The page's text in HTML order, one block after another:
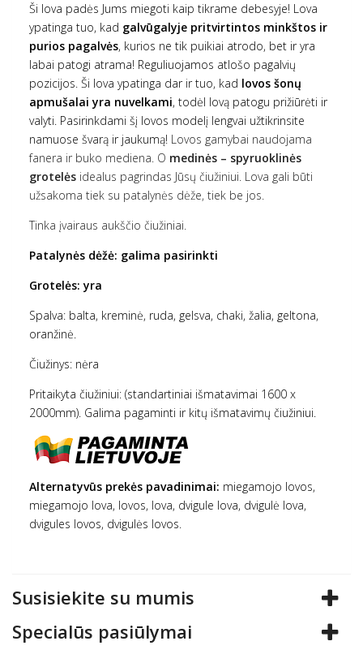
Ši lova padės Jums miegoti kaip tikrame debesyje! Lova
ypatinga tuo, kad galvūgalyje pritvirtintos minkštos ir
purios pagalvės, kurios ne tik puikiai atrodo, bet ir yra
labai patogi atrama! Reguliuojamos atlošo pagalvių
pozicijos. Ši lova ypatinga dar ir tuo, kad lovos šonų
apmušalai yra nuvelkami, todėl lovą patogu prižiūrėti ir
valyti. Pasirinkdami šį lovos modelį lengvai užtikrinsite
namuose švarą ir jaukumą! Lovos gamybai naudojama
fanera ir buko mediena. O medinės – spyruoklinės
grotelės idealus pagrindas Jūsų čiužiniui. Lova gali būti
užsakoma tiek su patalynės dėže, tiek be jos.
Tinka įvairaus aukščio čiužiniai.
Patalynės dėžė: galima pasirinkti
Grotelės: yra
Spalva: balta, kreminė, ruda, gelsva, chaki, žalia, geltona,
oranžinė.
Čiužinys: nėra
Pritaikyta čiužiniui: (standartiniai išmatavimai 1600 x
2000mm). Galima pagaminti ir kitų išmatavimų čiužiniui.
Alternatyvūs prekės pavadinimai: miegamojo lovos,
miegamojo lova, lovos, lova, dvigule lova, dvigulė lova,
dvigules lovos, dvigulės lovos.
Susisiekite su mumis
Specialūs pasiūlymai